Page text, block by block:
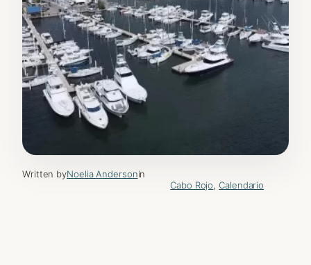
Written byNoelia Andersonin
Cabo Rojo, Calendario